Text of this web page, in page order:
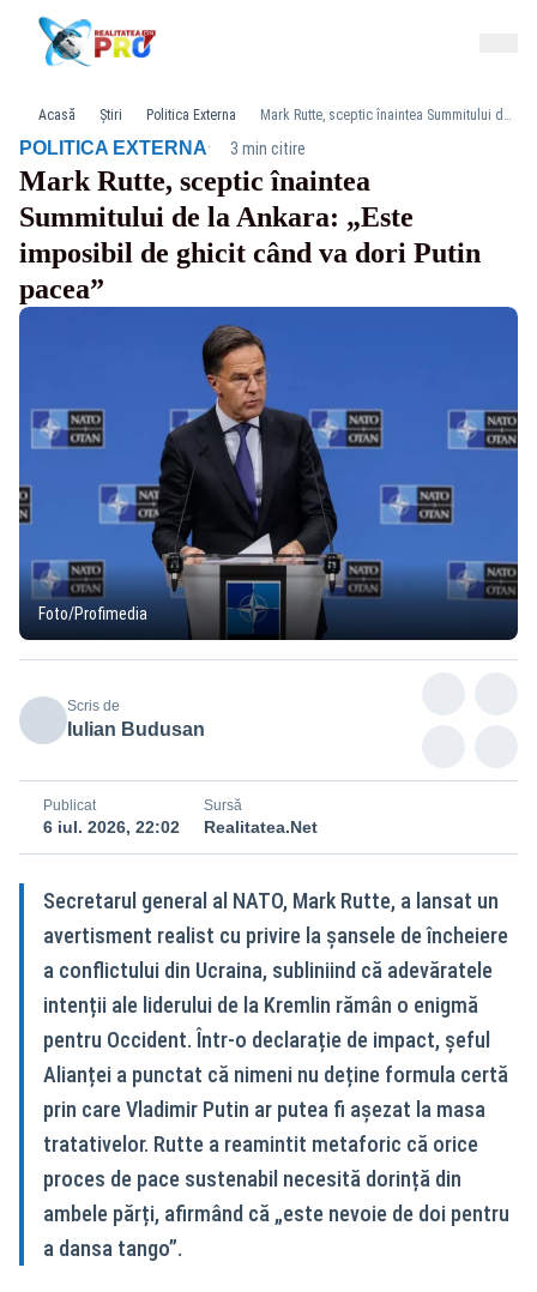
Acasă Știri Politica Externa Mark Rutte, sceptic înaintea Summitului de la Ankara: „Este imposibil de ghicit când va dori Putin pacea”
POLITICA EXTERNA· 3 min citire
Mark Rutte, sceptic înaintea
Summitului de la Ankara: „Este
imposibil de ghicit când va dori Putin
pacea”
Foto/Profimedia
Scris de
Iulian Budusan
Publicat
6 iul. 2026, 22:02
Sursă
Realitatea.Net
Secretarul general al NATO, Mark Rutte, a lansat un
avertisment realist cu privire la șansele de încheiere
a conflictului din Ucraina, subliniind că adevăratele
intenții ale liderului de la Kremlin rămân o enigmă
pentru Occident. Într-o declarație de impact, șeful
Alianței a punctat că nimeni nu deține formula certă
prin care Vladimir Putin ar putea fi așezat la masa
tratativelor. Rutte a reamintit metaforic că orice
proces de pace sustenabil necesită dorință din
ambele părți, afirmând că „este nevoie de doi pentru
a dansa tango”.